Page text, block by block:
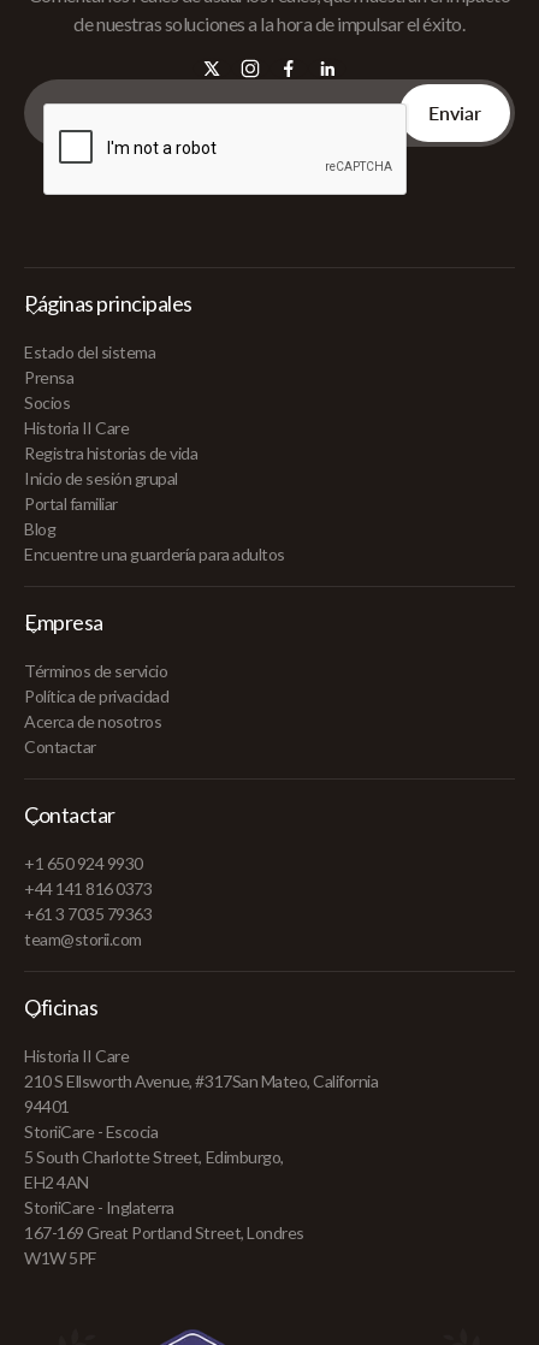
de nuestras soluciones a la hora de impulsar el éxito.
Páginas principales
Estado del sistema
Prensa
Socios
Historia II Care
Registra historias de vida
Inicio de sesión grupal
Portal familiar
Blog
Encuentre una guardería para adultos
Empresa
Términos de servicio
Política de privacidad
Acerca de nosotros
Contactar
Contactar
+1 650 924 9930
+44 141 816 0373
+61 3 7035 79363
team@storii.com
Oficinas
Historia II Care
210 S Ellsworth Avenue, #317San Mateo, California
94401
StoriiCare - Escocia
5 South Charlotte Street, Edimburgo,
EH2 4AN
StoriiCare - Inglaterra
167-169 Great Portland Street, Londres
W1W 5PF